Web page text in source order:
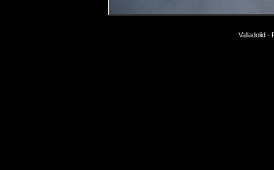
Valladolid -